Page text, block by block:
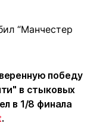
победу
в стыковых
в 1/8 финала
.